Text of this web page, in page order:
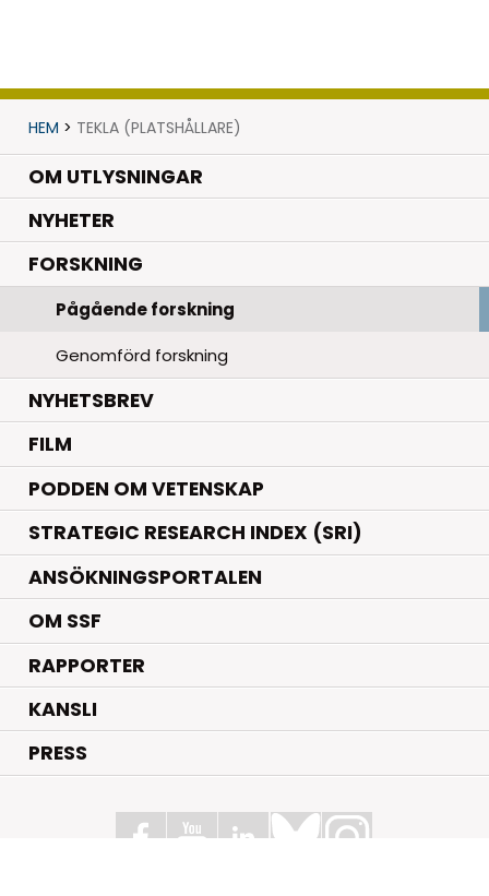
HEM > TEKLA (PLATSHÅLLARE)
OM UTLYSNINGAR
NYHETER.
FORSKNING.
Pågående forskning
Genomförd forskning
NYHETSBREV
FILM
PODDEN OM VETENSKAP
STRATEGIC RESEARCH INDEX (SRI)
ANSÖKNINGSPORTALEN
OM SSF
RAPPORTER
KANSLI
PRESS